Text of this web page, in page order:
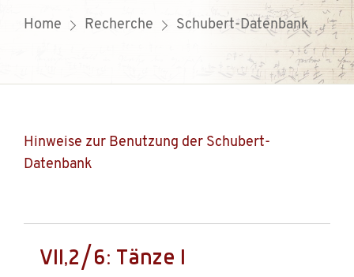
Home Recherche Schubert-Datenbank
Hinweise zur Benutzung der Schubert-
Datenbank
VII,2/6: Tänze I